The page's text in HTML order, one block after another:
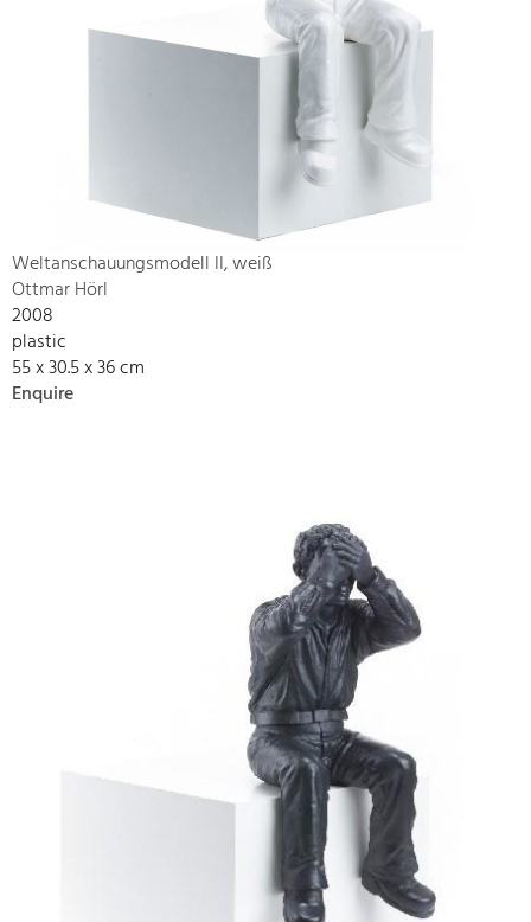
Weltanschauungsmodell II, weiß
Ottmar Hörl
2008
plastic
55 x 30.5 x 36 cm
Enquire